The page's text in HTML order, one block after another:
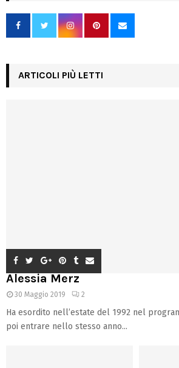
ARTICOLI PIÙ LETTI
Alessia Merz
30 Maggio 2019 2
Ha esordito nell’estate del 1992 nel
poi entrare nello stesso anno...